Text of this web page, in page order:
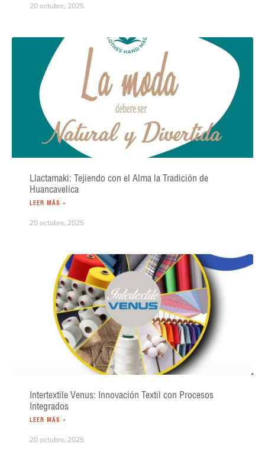
20 octubre, 2025
Llactamaki: Tejiendo con el Alma la Tradición de
Huancavelica
LEER MÁS »
20 octubre, 2025
Intertextile Venus: Innovación Textil con Procesos
Integrados
LEER MÁS »
20 octubre, 2025